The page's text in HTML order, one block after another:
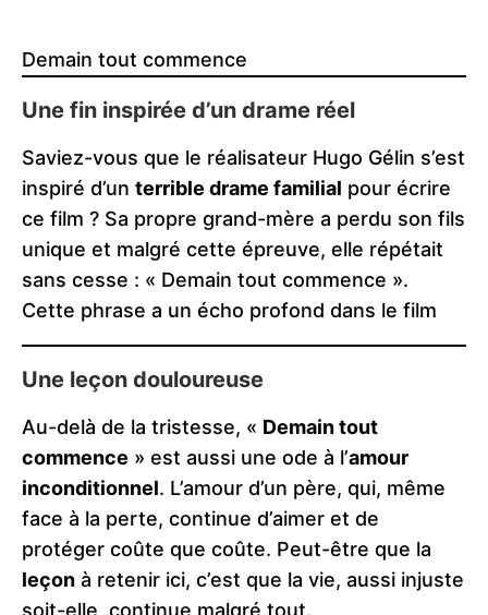
Demain tout commence
Une fin inspirée d’un drame réel
Saviez-vous que le réalisateur Hugo Gélin s’est
inspiré d’un terrible drame familial pour écrire
ce film ? Sa propre grand-mère a perdu son fils
unique et malgré cette épreuve, elle répétait
sans cesse : « Demain tout commence ».
Cette phrase a un écho profond dans le film​
Une leçon douloureuse
Au-delà de la tristesse, « Demain tout
commence » est aussi une ode à l’amour
inconditionnel. L’amour d’un père, qui, même
face à la perte, continue d’aimer et de
protéger coûte que coûte. Peut-être que la
leçon à retenir ici, c’est que la vie, aussi injuste
soit-elle, continue malgré tout.